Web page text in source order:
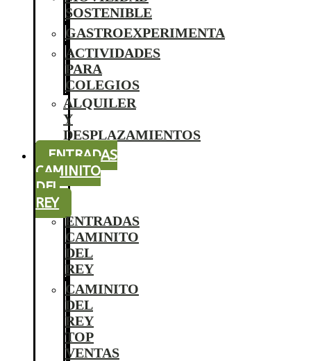
SOSTENIBLE
GASTROEXPERIMENTA
ACTIVIDADES
PARA
COLEGIOS
ALQUILER
Y
DESPLAZAMIENTOS
ENTRADAS
CAMINITO
DEL
REY
ENTRADAS
CAMINITO
DEL
REY
CAMINITO
DEL
REY
TOP
VENTAS